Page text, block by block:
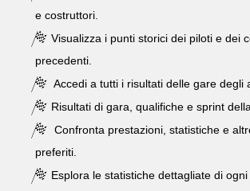
e costruttori.
Visualizza i punti storici dei piloti e dei
precedenti.
Accedi a tutti i risultati delle gare degli
Risultati di gara, qualifiche e sprint
Confronta prestazioni, statistiche e
preferiti.
Esplora le statistiche dettagliate di ogni